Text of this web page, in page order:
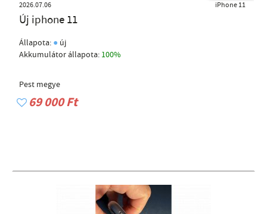
2026.07.06 iPhone 11
Új iphone 11
Állapota: ● új
Akkumulátor állapota: 100%
Pest megye
69 000 Ft